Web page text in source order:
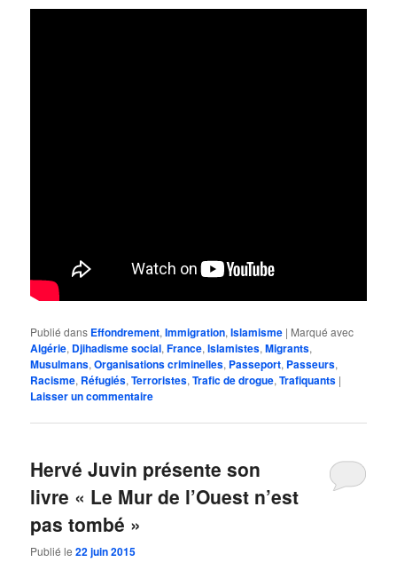
Publié dans Effondrement,Immigration,Islamisme | Marqué avec
Algérie, Djihadisme social,France,Islamistes,Migrants,
Musulmans,Organisations criminelles, Passeport, Passeurs,
Racisme, Réfugiés,Terroristes,Trafic de drogue,Trafiquants |
Laisser un commentaire
Hervé Juvin présente son
livre « Le Mur de l’Ouest n’est
pas tombé »
Publié le22 juin 2015